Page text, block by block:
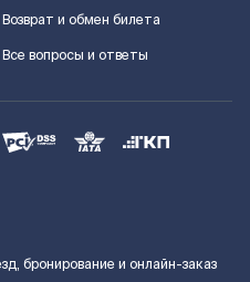
Возврат и обмен билета
Все вопросы и ответы
бронирование и онлайн-заказ